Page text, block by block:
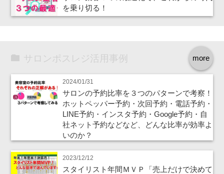
を乗り切る！
more
サロンポスレジ活用事例
2024/01/31
サロンの予約比率を３つのパターンで考察！
ホットペッパー予約・次回予約・電話予約・
LINE予約・インスタ予約・Google予約・自
社ネット予約などなど、どんな比率が効率よ
いのか？
2023/12/12
スタイリスト年間ＭＶＰ「売上だけで決めて